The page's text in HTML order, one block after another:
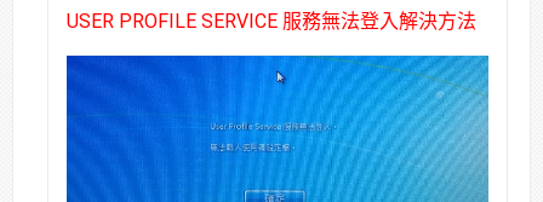
方
USER PROFILE SERVICE 服務無法登入解決方法